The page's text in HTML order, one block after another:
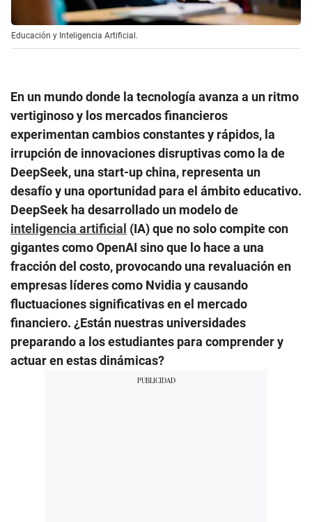
Educación y Inteligencia Artificial.
En un mundo donde la tecnología avanza a un ritmo
vertiginoso y los mercados financieros
experimentan cambios constantes y rápidos, la
irrupción de innovaciones disruptivas como la de
DeepSeek, una start-up china, representa un
desafío y una oportunidad para el ámbito educativo.
DeepSeek ha desarrollado un modelo de
inteligencia artificial (IA) que no solo compite con
gigantes como OpenAI sino que lo hace a una
fracción del costo, provocando una revaluación en
empresas líderes como Nvidia y causando
fluctuaciones significativas en el mercado
financiero. ¿Están nuestras universidades
preparando a los estudiantes para comprender y
actuar en estas dinámicas?